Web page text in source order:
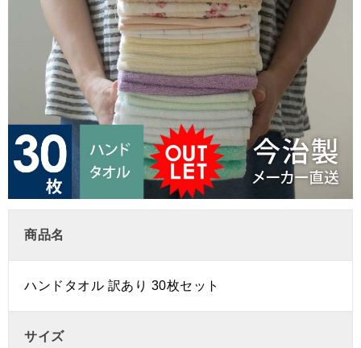
商品名
ハンドタオル 訳あり 30枚セット
サイズ